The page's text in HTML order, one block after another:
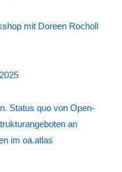
mit Doreen Rocholl
Status quo von Open-
an
im oa.atlas